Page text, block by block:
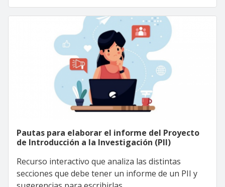
Pautas para elaborar el informe del Proyecto
de Introducción a la Investigación (PII)
Recurso interactivo que analiza las distintas
secciones que debe tener un informe de un PII y